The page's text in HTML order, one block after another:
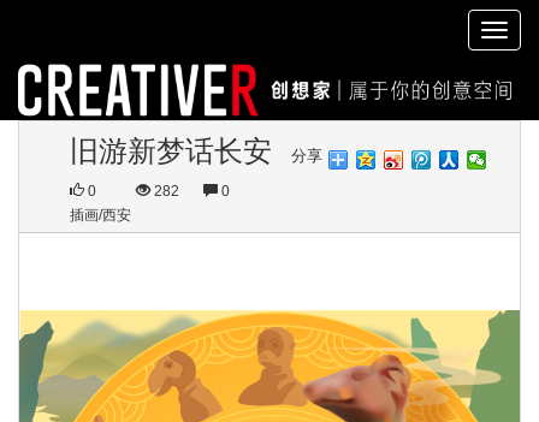
切
换
航
旧游新梦话长安
0 282
0
插画/西安
分享